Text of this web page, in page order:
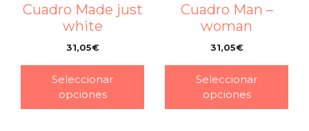
Cuadro Made just
white
31,05€
Seleccionar
opciones
Cuadro Man –
woman
31,05€
Seleccionar
opciones